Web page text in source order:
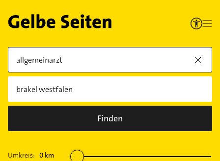
Finden
Umkreis: 0 km